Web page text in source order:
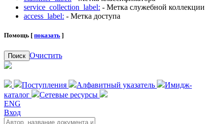
service_collection_label: - Метка служебной коллекции
access_label: - Метка доступа
Помощь [ показать ]
Поиск Очистить
Поступления Алфавитный указатель
Имидж-
каталог
Сетевые ресурсы
ENG
Вход